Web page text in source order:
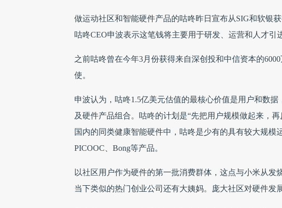
做运动社区和智能硬件产品的咕咚昨日宣布从SIG和软银
咕咚CEO申波表示这笔钱将主要用于研发、运营和人才引
之前咕咚曾在今年3月份获得来自深创投和中信资本的
使。
申波认为，咕咚1.5亿美元估值的最核心价值是用户和数
及硬件产品组合。咕咚的计划是“先把用户规模做起来，
国内的同类健康智能硬件中，咕咚是少有的具有较大规模
PICOOC、Bong等产品。
以社区用户作为硬件的第一批消费群体，这点与小米从发
当下类似的热门创业公司还有大姨妈。庞大社区对硬件发